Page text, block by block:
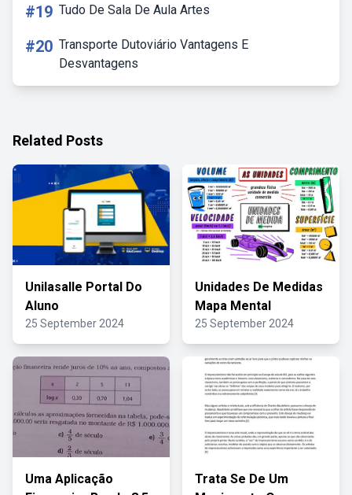
#19 Tudo De Sala De Aula Artes
#20 Transporte Dutoviário Vantagens E
Desvantagens
Related Posts
Unilasalle Portal Do
Aluno
25 September 2024
Unidades De Medidas
Mapa Mental
25 September 2024
Uma Aplicação
Trata Se De Um